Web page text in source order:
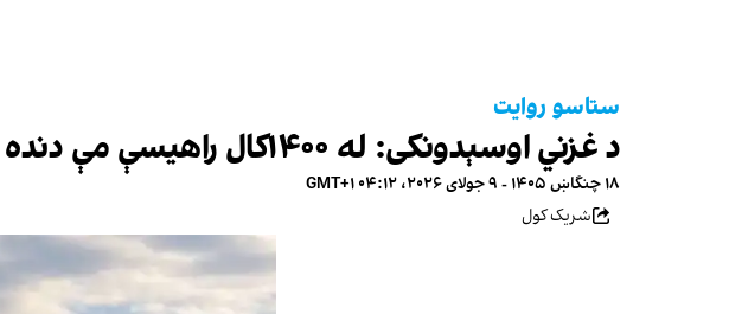
ستاسو روایت
د غزني اوسېدونکی: له ۱۴۰۰کال راهیسې مې دنده نه‌ده موندلې
۱۸ چنگاښ ۱۴۰۵ - ۹ جولای ۲۰۲۶، ۰۴:۱۲ GMT+۱
شریک کول